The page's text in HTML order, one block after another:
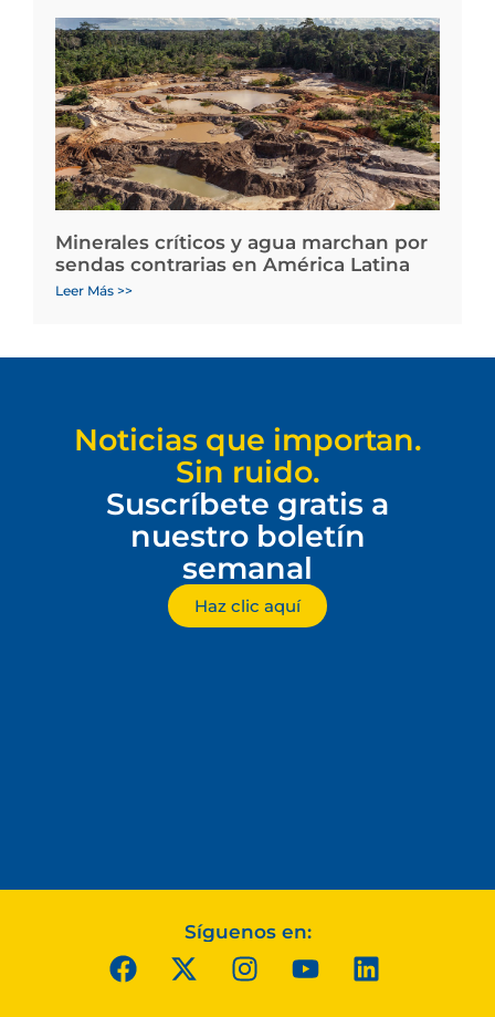
Minerales críticos y agua marchan por
sendas contrarias en América Latina
Leer Más >>
Noticias que importan.
Sin ruido.
Suscríbete gratis a
nuestro boletín
semanal
Haz clic aquí
Síguenos en: